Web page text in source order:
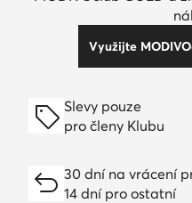
Využijte
Slevy pouze
pro členy Klubu
30 dní na vrácení
14 dní pro ostatní